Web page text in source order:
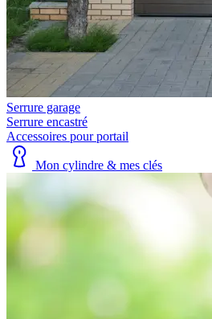
Serrure garage
Serrure encastré
Accessoires pour portail
Mon cylindre & mes clés